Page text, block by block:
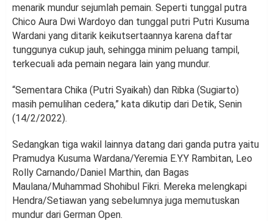
menarik mundur sejumlah pemain. Seperti tunggal putra
Chico Aura Dwi Wardoyo dan tunggal putri Putri Kusuma
Wardani yang ditarik keikutsertaannya karena daftar
tunggunya cukup jauh, sehingga minim peluang tampil,
terkecuali ada pemain negara lain yang mundur.
“Sementara Chika (Putri Syaikah) dan Ribka (Sugiarto)
masih pemulihan cedera,” kata dikutip dari Detik, Senin
(14/2/2022).
Sedangkan tiga wakil lainnya datang dari ganda putra yaitu
Pramudya Kusuma Wardana/Yeremia E.Y.Y Rambitan, Leo
Rolly Carnando/Daniel Marthin, dan Bagas
Maulana/Muhammad Shohibul Fikri. Mereka melengkapi
Hendra/Setiawan yang sebelumnya juga memutuskan
mundur dari German Open.